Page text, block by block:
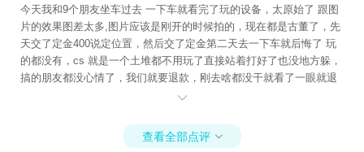
今天我和9个朋友坐车过去 一下车就看完了玩的设备，太原始了 跟图
片的效果图差太多,图片应该是刚开的时候拍的，现在都是古董了，先
天交了定金400说定位置，然后交了定金第二天去一下车就后悔了 玩
的都没有，cs 就是一个土堆都不用玩了直接站着打好了也没地方躲，
搞的朋友都没心情了，我们就要退款，刚去啥都没干就看了一眼就退
不了，后面退了尾款扣了三百，跑那么远看了一眼就扣了三百，还不
了，真心不建议哪里，谁去谁后悔,还有千万别私底下加好友 交钱，可
以去了看实地交钱，选择平台有啥事平台会有保障。

查看全部点评 